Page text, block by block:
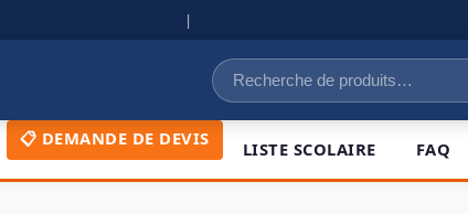
|
Recherche
pour :
📋 DEMANDE DE DEVIS LISTE SCOLAIRE FAQ